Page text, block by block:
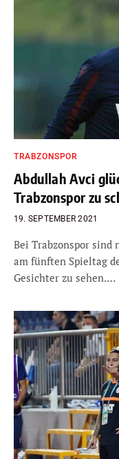
TRABZONSPOR
Abdullah Avci
Trabzonspor zu
19. SEPTEMBER 2021
Bei Trabzonspor sind
am fünften Spieltag
Gesichter zu sehen.…